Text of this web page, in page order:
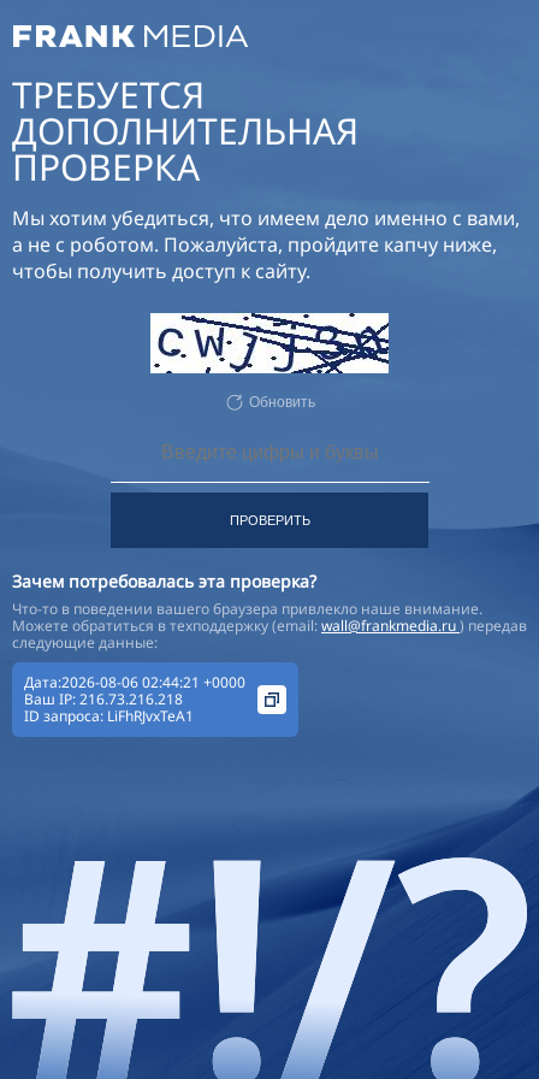
ТРЕБУЕТСЯ
ДОПОЛНИТЕЛЬНАЯ
ПРОВЕРКА
Мы хотим убедиться, что имеем дело именно с вами,
а не с роботом. Пожалуйста, пройдите капчу ниже,
чтобы получить доступ к сайту.
Обновить
ПРОВЕРИТЬ
Зачем потребовалась эта проверка?
Что-то в поведении вашего браузера привлекло наше внимание.
Можете обратиться в техподдержку (email:wall@frankmedia.ru) передав
следующие данные:
Дата:2026-08-06 02:44:21 +0000
Ваш IP:216.73.216.218
ID запроса: LiFhRJvxTeA1